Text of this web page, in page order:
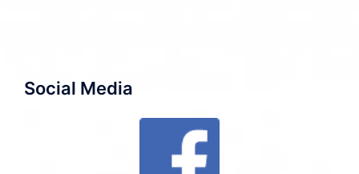
Social Media